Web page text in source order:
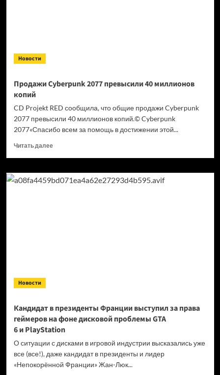
Новости
Продажи Cyberpunk 2077 превысили 40 миллионов
копий
CD Projekt RED сообщила, что общие продажи Cyberpunk
2077 превысили 40 миллионов копий.© Cyberpunk
2077«Спасибо всем за помощь в достижении этой...
Читать далееПрочитать
Продажи
Cyberpunk
Новости
Кандидат в президенты Франции выступил за права
геймеров на фоне дисковой проблемы GTA
6 и PlayStation
О ситуации с дисками в игровой индустрии высказались уже
все (все!), даже кандидат в президенты и лидер
«Непокорённой Франции» Жан-Люк...